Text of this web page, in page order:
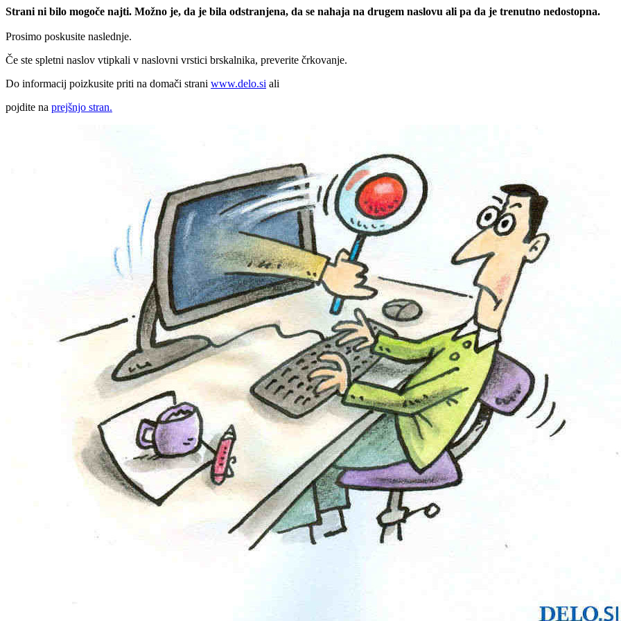
Strani ni bilo mogoče najti. Možno je, da je bila odstranjena, da se nahaja na drugem naslovu ali pa da je trenutno nedostopna.
Prosimo poskusite naslednje.
Če ste spletni naslov vtipkali v naslovni vrstici brskalnika, preverite črkovanje.
Do informacij poizkusite priti na domači strani www.delo.si ali
pojdite na prejšnjo stran.